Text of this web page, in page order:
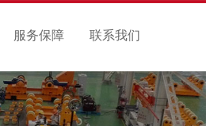
服务保障 联系我们